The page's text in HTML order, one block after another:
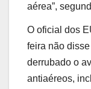
aérea”,
O oficial dos
feira não
derrubado o
antiaéreos,